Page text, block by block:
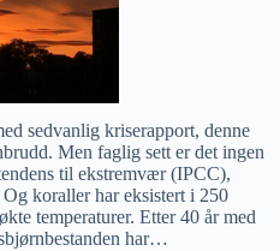
sedvanlig kriserapport, denne
Men faglig sett er det ingen
til ekstremvær (IPCC),
koraller har eksistert i 250
temperaturer. Etter 40 år med
har…